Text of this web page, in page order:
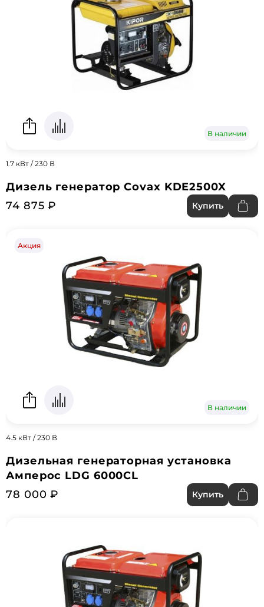
В наличии
1.7 кВт / 230 В
Дизель генератор Covax KDE2500X
74 875 ₽
Купить
Акция
В наличии
4.5 кВт / 230 В
Дизельная генераторная установка
Амперос LDG 6000CL
78 000 ₽
Купить